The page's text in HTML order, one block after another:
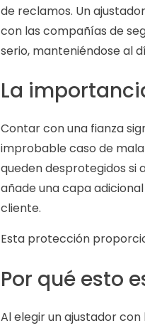
de reclamos. Un
con las compañías de
serio, manteniéndose al
La
Contar con una fianza
improbable caso de
queden desprotegidos si
añade una capa
cliente.
Esta protección
Por qué esto
Al elegir un ajustador